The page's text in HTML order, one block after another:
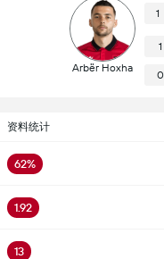
Arbër Hoxha
1
1
0
资料统计
62%
1.92
13